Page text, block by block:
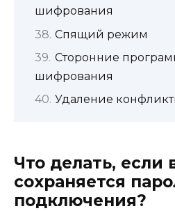
шифрования
Спящий режим
Сторонние
шифрования
Удаление
Что делать, если
сохраняется
подключения?